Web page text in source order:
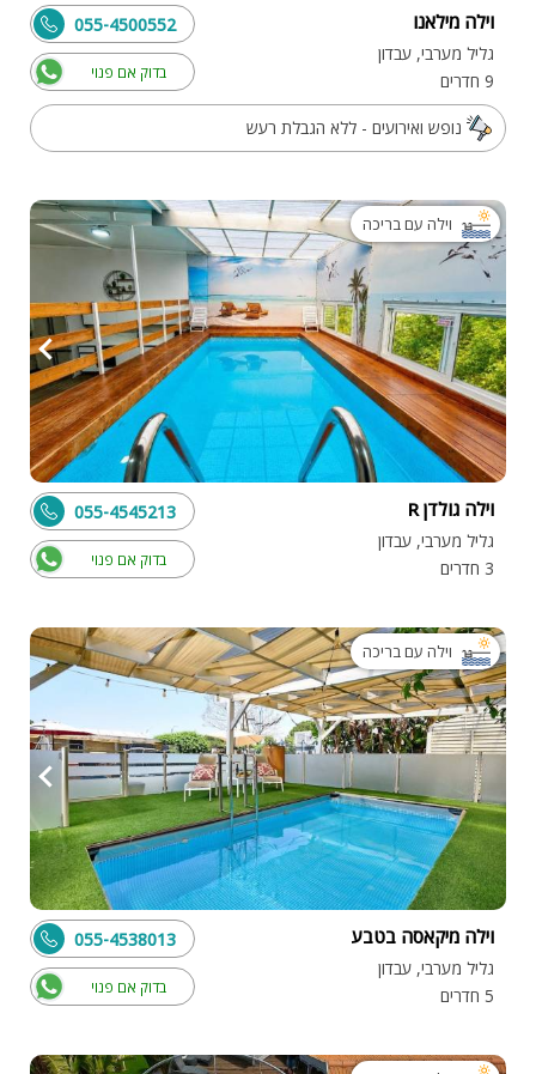
וילה מילאנו
גליל מערבי, עבדון
9 חדרים
בדוק אם פנוי
055-4500552
נופש ואירועים - ללא הגבלת רעש
וילה עם בריכה
וילה גולדן R
גליל מערבי, עבדון
3 חדרים
בדוק אם פנוי
055-4545213
וילה עם בריכה
וילה מיקאסה בטבע
גליל מערבי, עבדון
5 חדרים
בדוק אם פנוי
055-4538013